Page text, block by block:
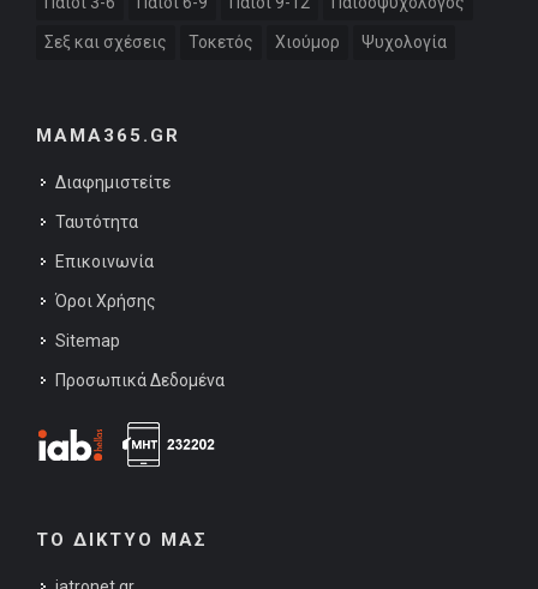
Σεξ και σχέσεις Τοκετός Χιούμορ Ψυχολογία
MAMA365.GR
Διαφημιστείτε
Ταυτότητα
Επικοινωνία
Όροι Χρήσης
Sitemap
Προσωπικά Δεδομένα
ΤΟ ΔΙΚΤΥΟ ΜΑΣ